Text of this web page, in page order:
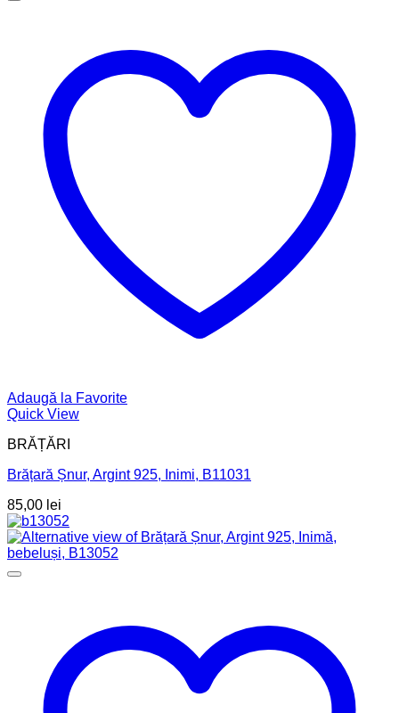
Adaugă la Favorite
Quick View
BRĂȚĂRI
Brățară Șnur, Argint 925, Inimi, B11031
85,00 lei